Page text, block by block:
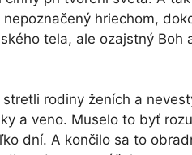
hriechom,
tela, ale ozajstný Boh
rodiny ženích a
a veno. Muselo to byť
dní. A končilo sa to